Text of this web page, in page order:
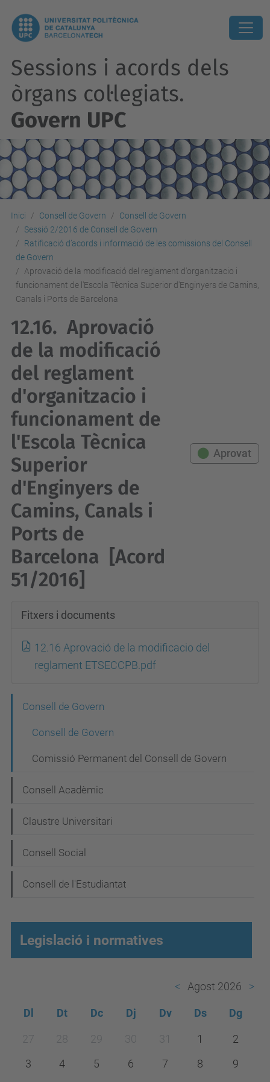
Sessions i acords dels
òrgans col·legiats.
Govern UPC
Inici Consell de Govern
Consell de Govern
Sessió 2/2016 de Consell de Govern
Ratificació d’acords i informació de les comissions del Consell
de Govern
Aprovació de la modificació del reglament d'organitzacio i
funcionament de l'Escola Tècnica Superior d'Enginyers de Camins,
Canals i Ports de Barcelona
12.16. Aprovació
de la modificació
del reglament
d'organitzacio i
funcionament de
l'Escola Tècnica
Superior
d'Enginyers de
Camins, Canals i
Ports de
Barcelona
[Acord
51/2016]
Aprovat
Fitxers i documents
12.16 Aprovació de la modificacio del
reglament ETSECCPB.pdf
e
a
c
ó
Consell de Govern
Consell de Govern
Comissió Permanent del Consell de Govern
Consell Acadèmic
Claustre Universitari
Consell Social
Consell de l'Estudiantat
Legislació i normatives
Agost 2026
Dl Dt Dc Dj Dv Ds Dg
27 28 29 30 31 1
2
3
4 5 6 7 8
9